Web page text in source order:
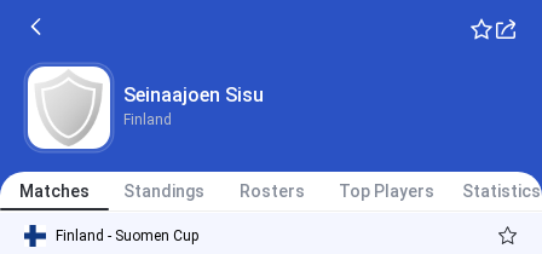
Seinaajoen Sisu
Finland
Matches Standings Rosters Top Players Statistics
Finland - Suomen Cup